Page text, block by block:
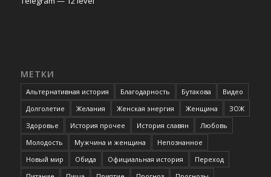
МЕТКИ
Альтернативная история Благодарность Бутакова
Видео
Долголетие
Желания Женская энергия Женщина
ЗОЖ
Здоровье
История прочее История славян
Любовь
Молодость
Мужчина и женщина
Непознанное
Новый мир
Обида Официальная история
Переход